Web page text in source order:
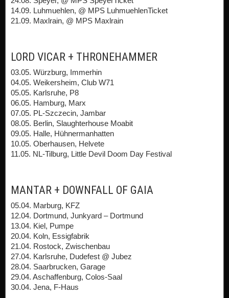
14.09. Luhmuehlen, @ MPS LuhmuehlenTicket
21.09. Maxlrain, @ MPS Maxlrain
LORD VICAR + THRONEHAMMER
03.05. Würzburg, Immerhin
04.05. Weikersheim, Club W71
05.05. Karlsruhe, P8
06.05. Hamburg, Marx
07.05. PL-Szczecin, Jambar
08.05. Berlin, Slaughterhouse Moabit
09.05. Halle, Hühnermanhatten
10.05. Oberhausen, Helvete
11.05. NL-Tilburg, Little Devil Doom Day Festival
MANTAR + DOWNFALL OF GAIA
05.04. Marburg, KFZ
12.04. Dortmund, Junkyard – Dortmund
13.04. Kiel, Pumpe
20.04. Koln, Essigfabrik
21.04. Rostock, Zwischenbau
27.04. Karlsruhe, Dudefest @ Jubez
28.04. Saarbrucken, Garage
29.04. Aschaffenburg, Colos-Saal
30.04. Jena, F-Haus